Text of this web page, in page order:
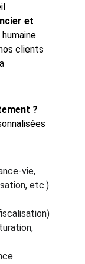
et
clients
?
vie,
etc.)